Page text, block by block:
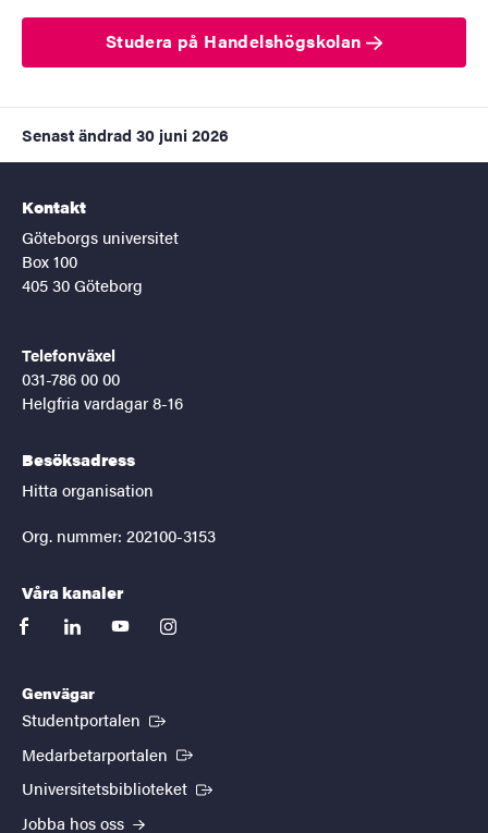
Studera på Handelshögskolan
Senast ändrad 30 juni 2026
Kontakt
Göteborgs universitet
Box 100
405 30 Göteborg
Telefonväxel
031-786 00 00
Helgfria vardagar 8-16
Besöksadress
Hitta organisation
Org. nummer: 202100-3153
Våra kanaler
facebooklinkedinyoutubeinstagram
Genvägar
Studentportalen (Extern länk)
Medarbetarportalen (Extern länk)
Universitetsbiblioteket (Extern länk)
Jobba hos oss